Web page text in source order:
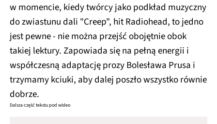
w momencie, kiedy twórcy jako podkład muzyczny
do zwiastunu dali "Creep", hit Radiohead, to jedno
jest pewne - nie można przejść obojętnie obok
takiej lektury. Zapowiada się na pełną energii i
współczesną adaptację prozy Bolesława Prusa i
trzymamy kciuki, aby dalej poszło wszystko równie
dobrze.
Dalsza część tekstu pod wideo